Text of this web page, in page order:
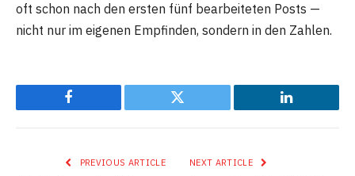
oft schon nach den ersten fünf bearbeiteten Posts —
nicht nur im eigenen Empfinden, sondern in den Zahlen.
Facebook Twitter LinkedIn
PREVIOUS ARTICLE NEXT ARTICLE